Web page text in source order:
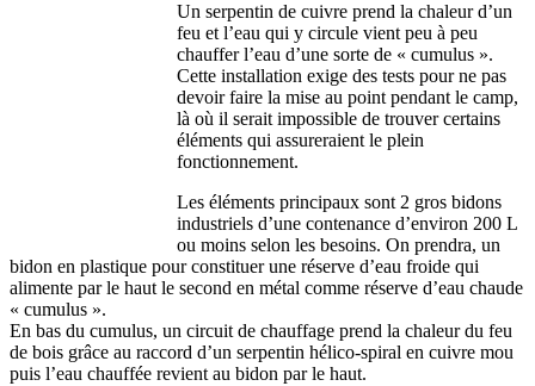
Un serpentin de cuivre prend la chaleur d’un
feu et l’eau qui y circule vient peu à peu
chauffer l’eau d’une sorte de « cumulus ».
Cette installation exige des tests pour ne pas
devoir faire la mise au point pendant le camp,
là où il serait impossible de trouver certains
éléments qui assureraient le plein
fonctionnement.
Les éléments principaux sont 2 gros bidons
industriels d’une contenance d’environ 200 L
ou moins selon les besoins. On prendra, un
bidon en plastique pour constituer une réserve d’eau froide qui
alimente par le haut le second en métal comme réserve d’eau chaude
« cumulus ».
En bas du cumulus, un circuit de chauffage prend la chaleur du feu
de bois grâce au raccord d’un serpentin hélico-spiral en cuivre mou
puis l’eau chauffée revient au bidon par le haut.